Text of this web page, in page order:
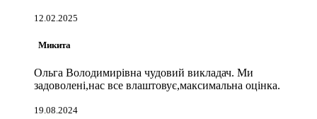
12.02.2025
Микита
Ольга Володимирівна чудовий викладач. Ми
задоволені,нас все влаштовує,максимальна оцінка.
19.08.2024